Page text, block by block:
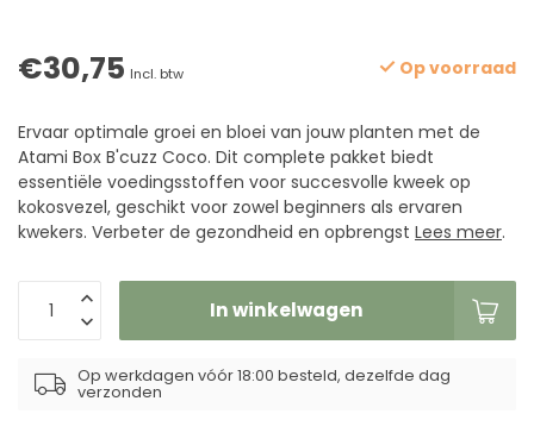
€30,75 Incl. btw Op voorraad
Ervaar optimale groei en bloei van jouw planten met de
Atami Box B'cuzz Coco. Dit complete pakket biedt
essentiële voedingsstoffen voor succesvolle kweek op
kokosvezel, geschikt voor zowel beginners als ervaren
kwekers. Verbeter de gezondheid en opbrengst Lees meer.
In winkelwagen
Op werkdagen vóór 18:00 besteld, dezelfde dag
verzonden